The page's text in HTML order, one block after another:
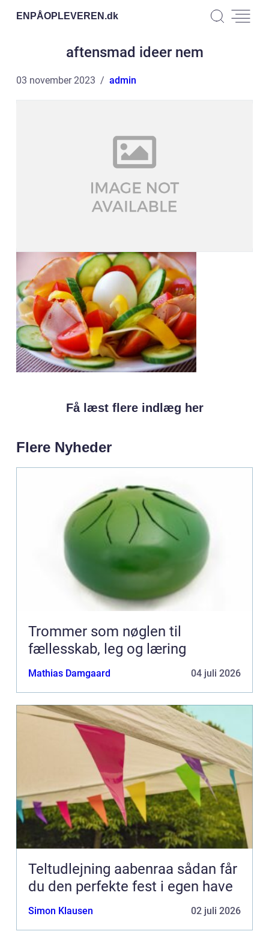
ENPÅOPLEVEREN.dk
aftensmad ideer nem
03 november 2023 admin
Få læst flere indlæg her
Flere Nyheder
Trommer som nøglen til
fællesskab, leg og læring
Mathias Damgaard 04 juli 2026
Teltudlejning aabenraa sådan får
du den perfekte fest i egen have
Simon Klausen 02 juli 2026